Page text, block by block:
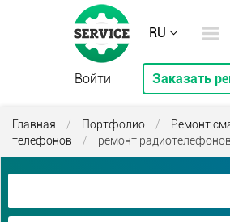
RU
Войти Заказать
Главная / Портфолио /
Ремонт
телефонов
/ ремонт радиотелефонов